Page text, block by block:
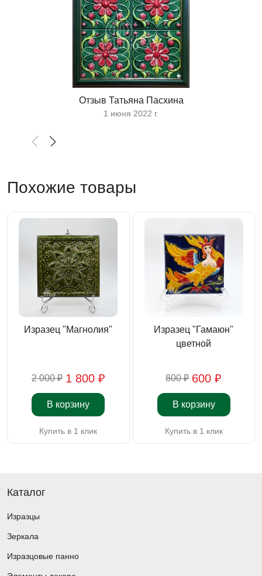
Отзыв Татьяна Пасхина
1 июня 2022 г.
Похожие товары
Изразец "Магнолия"
2 000 ₽ 1 800 ₽
В корзину
Купить в 1 клик
Изразец "Гамаюн"
цветной
800 ₽ 600 ₽
В корзину
Купить в 1 клик
Каталог
Изразцы
Зеркала
Изразцовые панно